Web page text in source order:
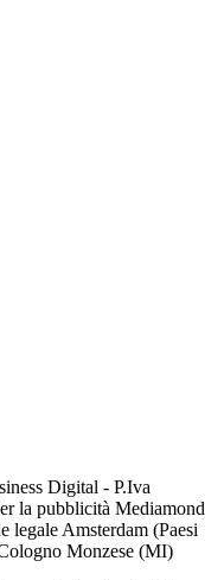
Digital - P.Iva
la pubblicità Mediamond
legale Amsterdam (Paesi
Monzese (MI)